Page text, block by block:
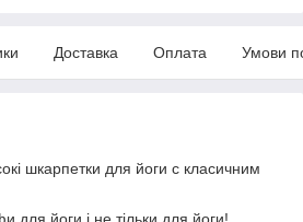
Доставка Оплата Умови
шкарпетки для йоги с класичним
для йоги і не тільки для йоги!